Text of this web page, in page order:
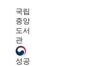
국립
중앙
도서
관
성공